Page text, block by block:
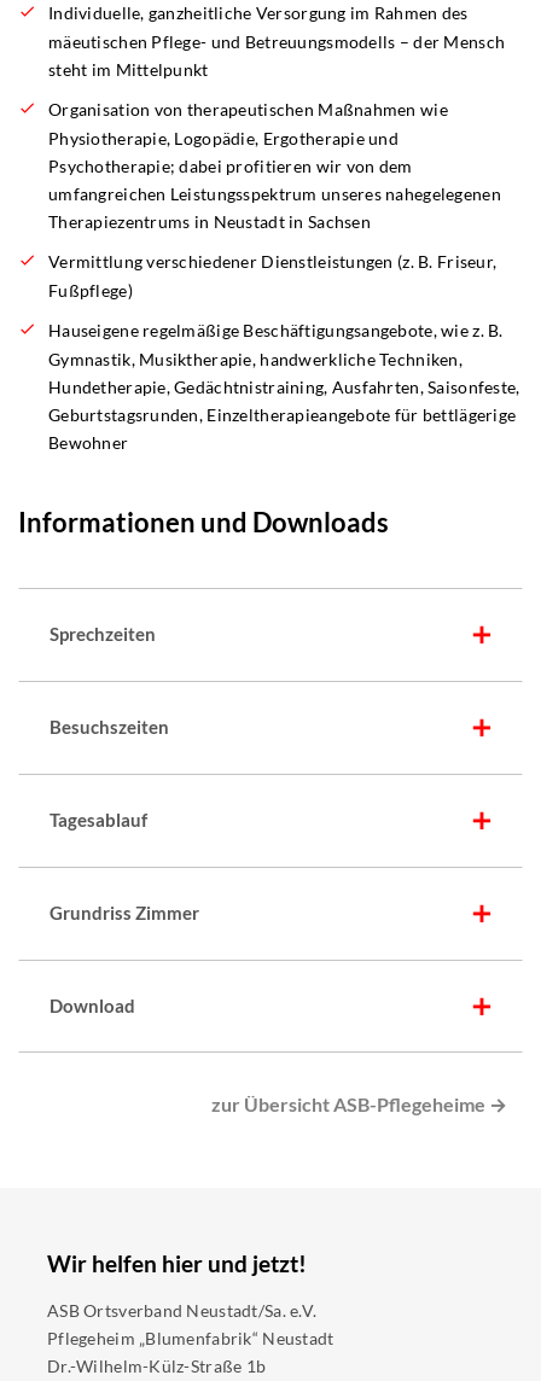
Individuelle, ganzheitliche Versorgung im Rahmen des
mäeutischen Pflege- und Betreuungsmodells – der Mensch
steht im Mittelpunkt
Organisation von therapeutischen Maßnahmen wie
Physiotherapie, Logopädie, Ergotherapie und
Psychotherapie; dabei profitieren wir von dem
umfangreichen Leistungsspektrum unseres nahegelegenen
Therapiezentrums in Neustadt in Sachsen
Vermittlung verschiedener Dienstleistungen (z. B. Friseur,
Fußpflege)
Hauseigene regelmäßige Beschäftigungsangebote, wie z. B.
Gymnastik, Musiktherapie, handwerkliche Techniken,
Hundetherapie, Gedächtnistraining, Ausfahrten, Saisonfeste,
Geburtstagsrunden, Einzeltherapieangebote für bettlägerige
Bewohner
Informationen und Downloads
Sprechzeiten
Besuchszeiten
Tagesablauf
Grundriss Zimmer
Download
zur Übersicht ASB-Pflegeheime →
Wir helfen hier und jetzt!
ASB Ortsverband Neustadt/Sa. e.V.
Pflegeheim „Blumenfabrik“ Neustadt
Dr.-Wilhelm-Külz-Straße 1b